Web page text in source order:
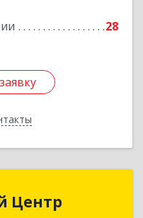
28
Центр
Центр